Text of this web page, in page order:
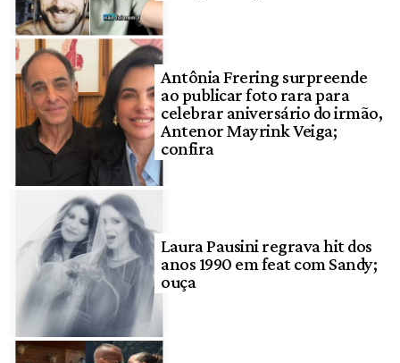
Antônia Frering surpreende
ao publicar foto rara para
celebrar aniversário do irmão,
Antenor Mayrink Veiga;
confira
Laura Pausini regrava hit dos
anos 1990 em feat com Sandy;
ouça